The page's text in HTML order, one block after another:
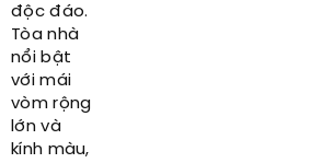
độc đáo.
Tòa nhà
nổi bật
với mái
vòm rộng
lớn và
kính màu,